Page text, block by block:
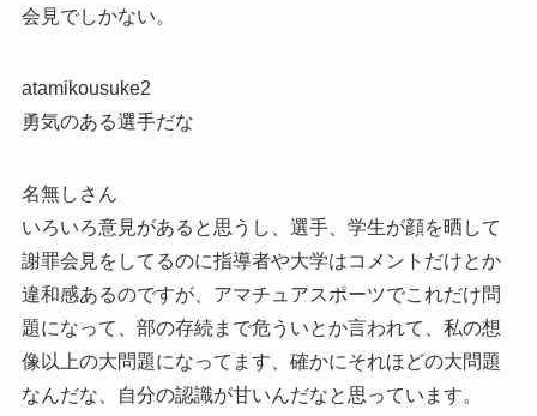
会見でしかない。
atamikousuke2
勇気のある選手だな
名無しさん
いろいろ意見があると思うし、選手、学生が顔を晒して
謝罪会見をしてるのに指導者や大学はコメントだけとか
違和感あるのですが、アマチュアスポーツでこれだけ問
題になって、部の存続まで危ういとか言われて、私の想
像以上の大問題になってます、確かにそれほどの大問題
なんだな、自分の認識が甘いんだなと思っています。